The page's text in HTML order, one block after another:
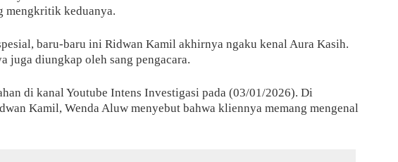
mengkritik keduanya.
baru-baru ini Ridwan Kamil akhirnya ngaku kenal Aura Kasih.
juga diungkap oleh sang pengacara.
di kanal Youtube Intens Investigasi pada (03/01/2026). Di
Kamil, Wenda Aluw menyebut bahwa kliennya memang mengenal